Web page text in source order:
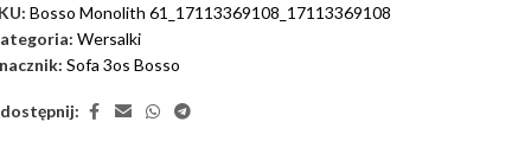
Bosso Monolith 61_17113369108_17113369108
Wersalki
Sofa 3os Bosso